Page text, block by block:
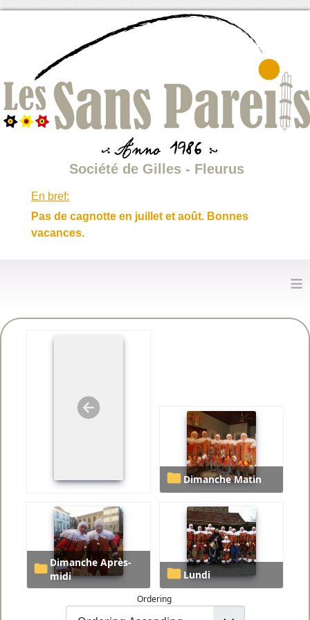
Société de Gilles - Fleurus
En bref:
Pas de cagnotte en juillet et août. Bonnes
vacances.
≡
Dimanche Matin
Dimanche Après-
midi
Lundi
Ordering